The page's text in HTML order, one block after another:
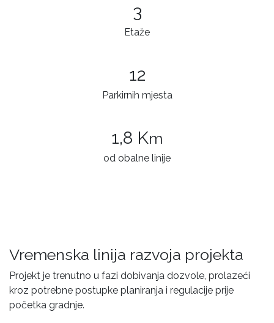
3
Etaže
12
Parkirnih mjesta
1,8 Km
od obalne linije
Vremenska linija razvoja projekta
Projekt je trenutno u fazi dobivanja dozvole, prolazeći
kroz potrebne postupke planiranja i regulacije prije
početka gradnje.